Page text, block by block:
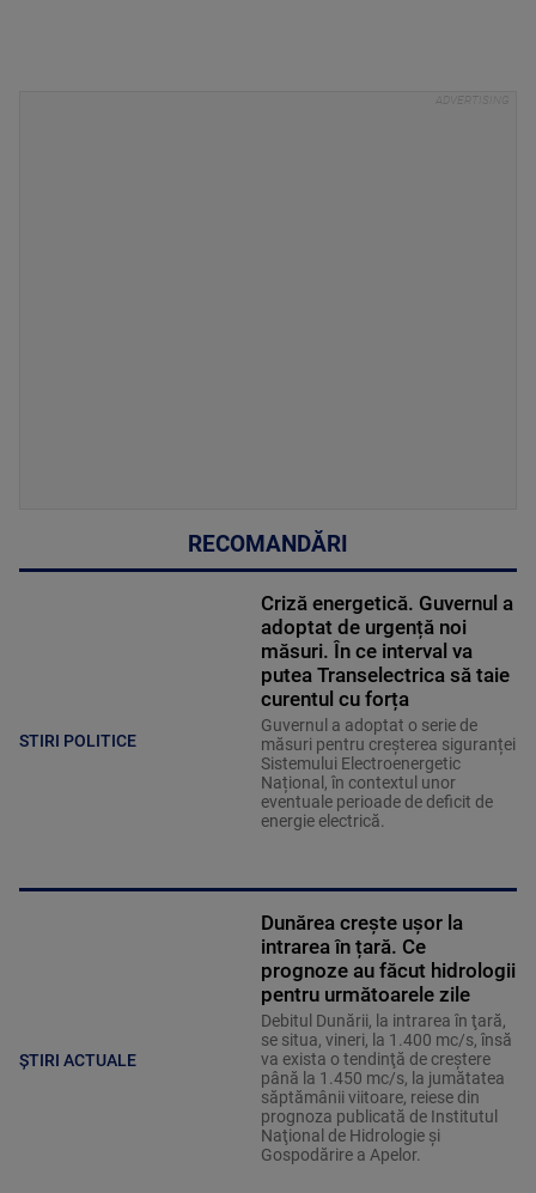
RECOMANDĂRI
STIRI POLITICE
Criză energetică. Guvernul a
adoptat de urgență noi
măsuri. În ce interval va
putea Transelectrica să taie
curentul cu forța
Guvernul a adoptat o serie de
măsuri pentru creșterea siguranței
Sistemului Electroenergetic
Național, în contextul unor
eventuale perioade de deficit de
energie electrică.
ȘTIRI ACTUALE
Dunărea crește ușor la
intrarea în țară. Ce
prognoze au făcut hidrologii
pentru următoarele zile
Debitul Dunării, la intrarea în ţară,
se situa, vineri, la 1.400 mc/s, însă
va exista o tendinţă de creştere
până la 1.450 mc/s, la jumătatea
săptămânii viitoare, reiese din
prognoza publicată de Institutul
Naţional de Hidrologie şi
Gospodărire a Apelor.